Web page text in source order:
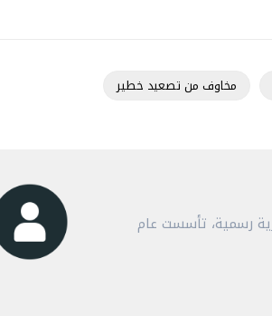
مخاوف من تصعيد خطير
رسمية، تأسست عام